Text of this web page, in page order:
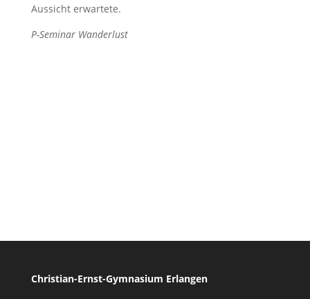
Aussicht erwartete.
P-Seminar Wanderlust
Christian-Ernst-Gymnasium Erlangen